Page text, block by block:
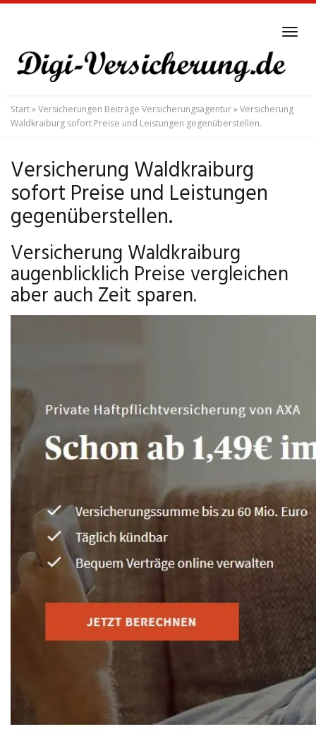
main
content
Start»Versicherungen Beiträge Versicherungsagentur»Versicherung
Waldkraiburg sofort Preise und Leistungen gegenüberstellen.
Versicherung Waldkraiburg
sofort Preise und Leistungen
gegenüberstellen.
Versicherung Waldkraiburg
augenblicklich Preise vergleichen
aber auch Zeit sparen.